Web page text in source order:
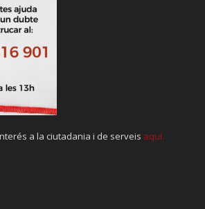
a la ciutadania i de serveis aquí.